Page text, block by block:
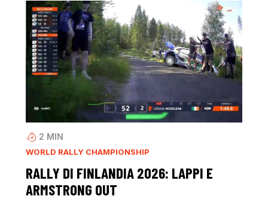
2 MIN
WORLD RALLY CHAMPIONSHIP
RALLY DI FINLANDIA 2026: LAPPI E
ARMSTRONG OUT